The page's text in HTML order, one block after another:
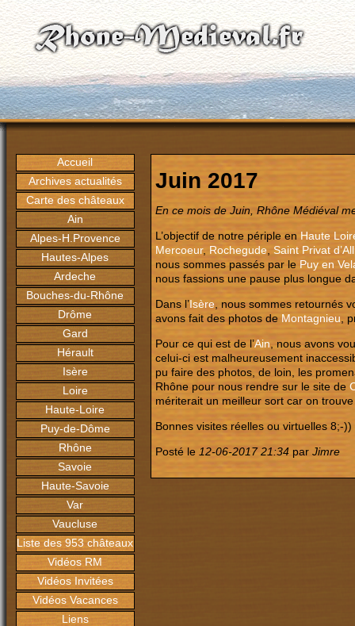
Accueil
Archives actualités
Carte des châteaux
Ain
Alpes-H.Provence
Hautes-Alpes
Ardeche
Bouches-du-Rhône
Drôme
Gard
Hérault
Isère
Loire
Haute-Loire
Puy-de-Dôme
Rhône
Savoie
Haute-Savoie
Var
Vaucluse
Liste des 953 châteaux
Vidéos RM
Vidéos Invitées
Vidéos Vacances
Liens
Juin 2017
En ce mois de Juin, Rhône Médiéval
L’objectif de notre périple en Haute
Mercoeur, Rochegude Saint Privat
nous sommes passés par le Puy en
nous fassions une pause plus longue
Dans l’Isère , nous sommes retournés
avons fait des photos de Montagnieu ,
Pour ce qui est de l’Ain , nous avons
celui-ci est malheureusement
pu faire des photos, de loin, les
Rhône pour nous rendre sur le site de
mériterait un meilleur sort car on
Bonnes visites réelles ou virtuelles 8;-))
Posté le 12-06-2017 21:34 par Jimre